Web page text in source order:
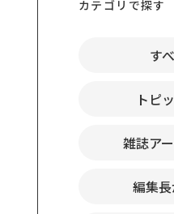
カテゴリで探す
す
トピ
雑誌ア
編集長